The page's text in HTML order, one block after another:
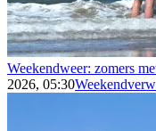
Weekendweer: zomers
2026, 05:30